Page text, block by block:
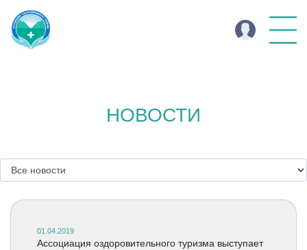
НОВОСТИ
01.04.2019
Ассоциация оздоровительного туризма выступает